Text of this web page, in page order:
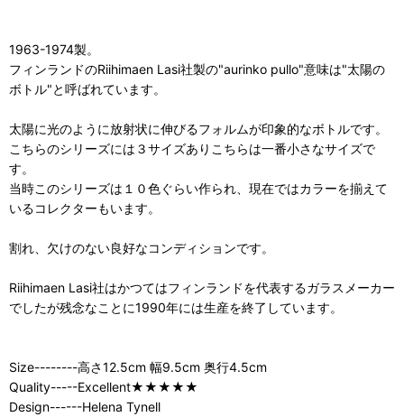
1963-1974製。
フィンランドのRiihimaen Lasi社製の"aurinko pullo"意味は"太陽の
ボトル"と呼ばれています。
太陽に光のように放射状に伸びるフォルムが印象的なボトルです。
こちらのシリーズには３サイズありこちらは一番小さなサイズで
す。
当時このシリーズは１０色ぐらい作られ、現在ではカラーを揃えて
いるコレクターもいます。
割れ、欠けのない良好なコンディションです。
Riihimaen Lasi社はかつてはフィンランドを代表するガラスメーカー
でしたが残念なことに1990年には生産を終了しています。
Size--------高さ12.5cm 幅9.5cm 奥行4.5cm
Quality-----Excellent★★★★★
Design------Helena Tynell